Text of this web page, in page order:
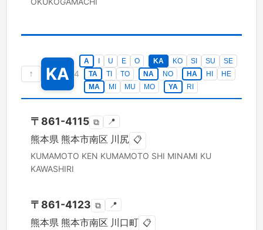
↑ KA 4
A U E O KA KO SI SU
SE
TA
TI TO NA NO HA HI
HE
MA
MI MU MO YA RI
〒 861-4115 ⧉ 📍
熊本県 熊本市南区 川尻 📋
KUMAMOTO KEN KUMAMOTO SHI MINAMI KU
KAWASHIRI
〒 861-4123 ⧉ 📍
熊本県 熊本市南区 川口町 📋